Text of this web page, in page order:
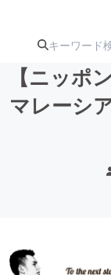
【ニッポ
マレーシ